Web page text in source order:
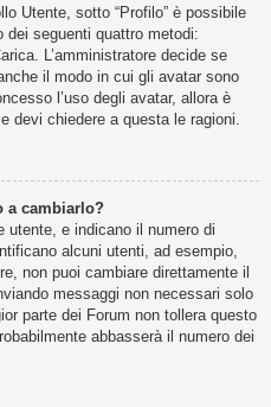
Utente, sotto “Profilo” è possibile
dei seguenti quattro metodi:
L’amministratore decide se
il modo in cui gli avatar sono
l’uso degli avatar, allora è
devi chiedere a questa le ragioni.
a cambiarlo?
utente, e indicano il numero di
alcuni utenti, ad esempio,
non puoi cambiare direttamente il
messaggi non necessari solo
parte dei Forum non tollera questo
abbasserà il numero dei